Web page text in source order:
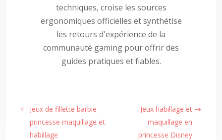
techniques, croise les sources
ergonomiques officielles et synthétise
les retours d'expérience de la
communauté gaming pour offrir des
guides pratiques et fiables.
Jeux de fillette barbie
princesse maquillage et
habillage
Jeux habillage et
maquillage en
princesse Disney